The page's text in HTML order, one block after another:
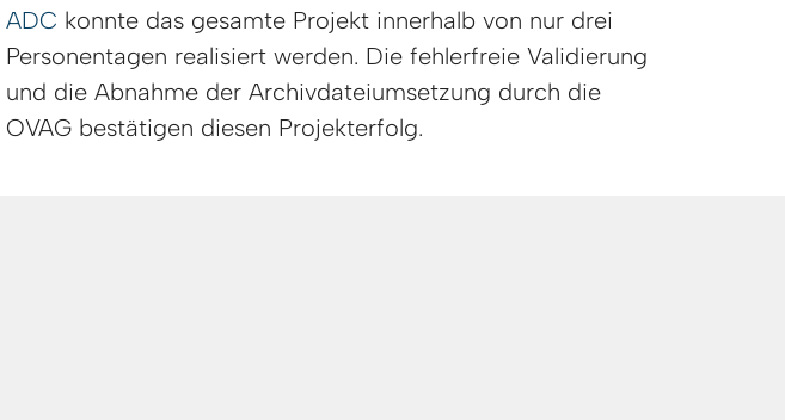
ADC konnte das gesamte Projekt innerhalb von nur drei
Personentagen realisiert werden. Die fehlerfreie Validierung
und die Abnahme der Archivdateiumsetzung durch die
OVAG bestätigen diesen Projekterfolg.